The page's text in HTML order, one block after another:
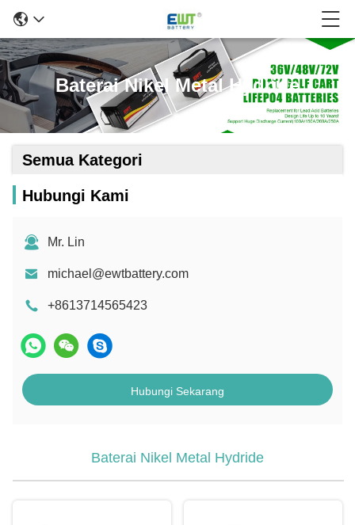
Baterai Nikel Metal Hydride
Semua Kategori
Hubungi Kami
Mr. Lin
michael@ewtbattery.com
+8613714565423
Hubungi Sekarang
Baterai Nikel Metal Hydride